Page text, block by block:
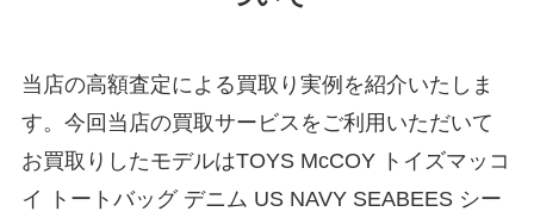
当店の高額査定による買取り実例を紹介いたしま
す。今回当店の買取サービスをご利用いただいて
お買取りしたモデルはTOYS McCOY トイズマッコ
イ トートバッグ デニム US NAVY SEABEES シー